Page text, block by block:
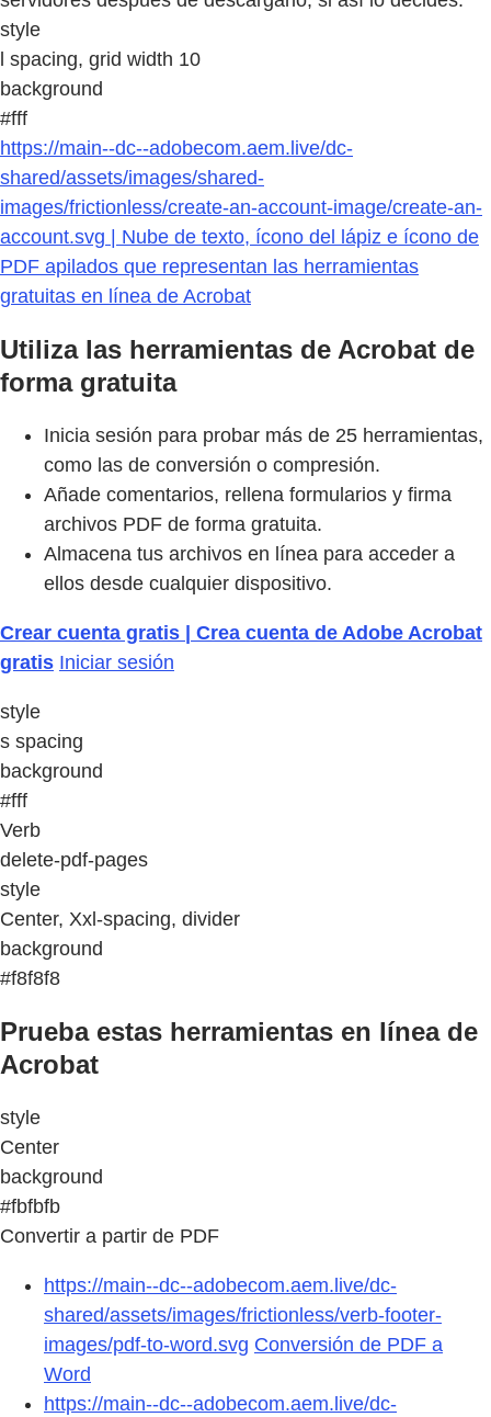
style
l spacing, grid width 10
background
#fff
https://main--dc--adobecom.aem.live/dc-
shared/assets/images/shared-
images/frictionless/create-an-account-image/create-an-
account.svg | Nube de texto, ícono del lápiz e ícono de
PDF apilados que representan las herramientas
gratuitas en línea de Acrobat
Utiliza las herramientas de Acrobat de
forma gratuita
Inicia sesión para probar más de 25 herramientas,
como las de conversión o compresión.
Añade comentarios, rellena formularios y firma
archivos PDF de forma gratuita.
Almacena tus archivos en línea para acceder a
ellos desde cualquier dispositivo.
Crear cuenta gratis | Crea cuenta de Adobe Acrobat
gratis Iniciar sesión
style
s spacing
background
#fff
Verb
delete-pdf-pages
style
Center, Xxl-spacing, divider
background
#f8f8f8
Prueba estas herramientas en línea de
Acrobat
style
Center
background
#fbfbfb
Convertir a partir de PDF
https://main--dc--adobecom.aem.live/dc-
shared/assets/images/frictionless/verb-footer-
images/pdf-to-word.svg Conversión de PDF a
Word
https://main--dc--adobecom.aem.live/dc-